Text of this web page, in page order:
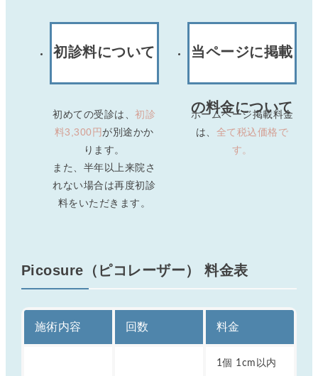
初診料について
初めての受診は、初診
料3,300円が別途かか
ります。
また、半年以上来院さ
れない場合は再度初診
料をいただきます。
当ページに掲載
の料金について
ホームページ掲載料金
は、 全て税込価格で
す。
Picosure（ピコレーザー） 料金表
施術内容 回数 料金
1個 1cm以内